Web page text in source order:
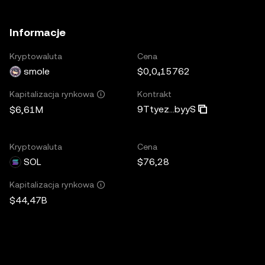
Informacje
Kryptowaluta
smole
Cena
$0,0₄15762
Kapitalizacja rynkowa
$6,61M
Kontrakt
9Ttyez...byyS
Kryptowaluta
SOL
Cena
$76,28
Kapitalizacja rynkowa
$44,47B